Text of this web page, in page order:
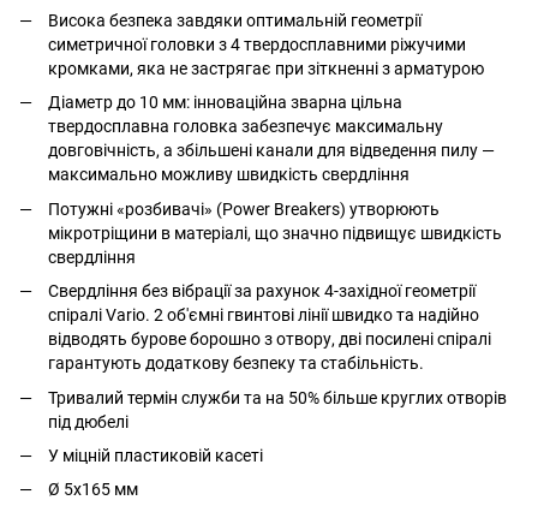
Висока безпека завдяки оптимальній геометрії
симетричної головки з 4 твердосплавними ріжучими
кромками, яка не застрягає при зіткненні з арматурою
Діаметр до 10 мм: інноваційна зварна цільна
твердосплавна головка забезпечує максимальну
довговічність, а збільшені канали для відведення пилу —
максимально можливу швидкість свердління
Потужні «розбивачі» (Power Breakers) утворюють
мікротріщини в матеріалі, що значно підвищує швидкість
свердління
Свердління без вібрації за рахунок 4-західної геометрії
спіралі Vario. 2 об'ємні гвинтові лінії швидко та надійно
відводять бурове борошно з отвору, дві посилені спіралі
гарантують додаткову безпеку та стабільність.
Тривалий термін служби та на 50% більше круглих отворів
під дюбелі
У міцній пластиковій касеті
Ø 5x165 мм